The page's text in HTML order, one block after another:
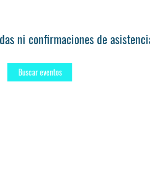
ni confirmaciones de
Buscar eventos